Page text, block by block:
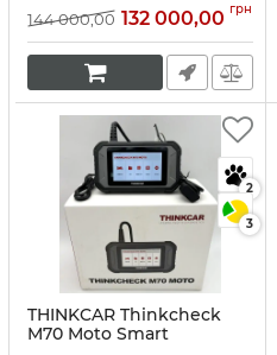
интеллекта
Артикул:10248
144 000,00 132 000,00 грн
2
3
THINKCAR Thinkcheck
M70 Moto Smart